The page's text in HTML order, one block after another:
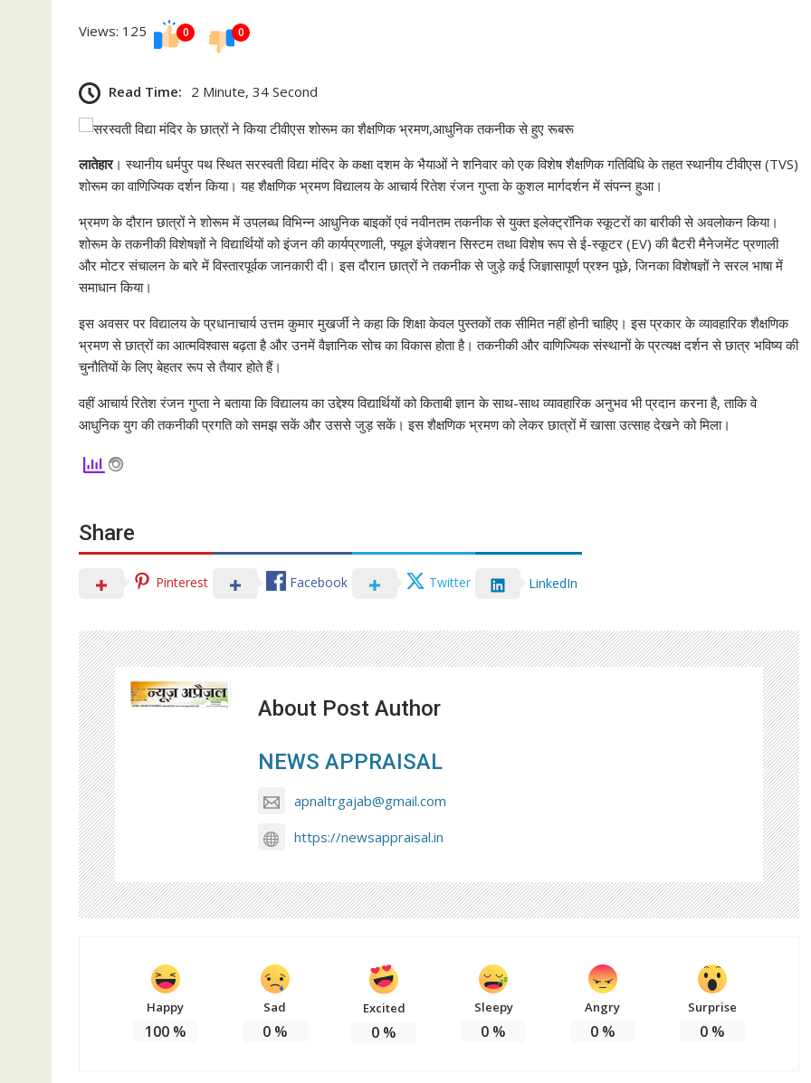
Views: 125 0 0
Read Time: 2 Minute, 34 Second
लातेहार। स्थानीय धर्मपुर पथ स्थित सरस्वती विद्या मंदिर के कक्षा दशम के भैयाओं ने शनिवार को एक विशेष शैक्षणिक गतिविधि के तहत स्थानीय टीवीएस (TVS)
शोरूम का वाणिज्यिक दर्शन किया। यह शैक्षणिक भ्रमण विद्यालय के आचार्य रितेश रंजन गुप्ता के कुशल मार्गदर्शन में संपन्न हुआ।
भ्रमण के दौरान छात्रों ने शोरूम में उपलब्ध विभिन्न आधुनिक बाइकों एवं नवीनतम तकनीक से युक्त इलेक्ट्रॉनिक स्कूटरों का बारीकी से अवलोकन किया।
शोरूम के तकनीकी विशेषज्ञों ने विद्यार्थियों को इंजन की कार्यप्रणाली, फ्यूल इंजेक्शन सिस्टम तथा विशेष रूप से ई-स्कूटर (EV) की बैटरी मैनेजमेंट प्रणाली
और मोटर संचालन के बारे में विस्तारपूर्वक जानकारी दी। इस दौरान छात्रों ने तकनीक से जुड़े कई जिज्ञासापूर्ण प्रश्न पूछे, जिनका विशेषज्ञों ने सरल भाषा में
समाधान किया।
इस अवसर पर विद्यालय के प्रधानाचार्य उत्तम कुमार मुखर्जी ने कहा कि शिक्षा केवल पुस्तकों तक सीमित नहीं होनी चाहिए। इस प्रकार के व्यावहारिक शैक्षणिक
भ्रमण से छात्रों का आत्मविश्वास बढ़ता है और उनमें वैज्ञानिक सोच का विकास होता है। तकनीकी और वाणिज्यिक संस्थानों के प्रत्यक्ष दर्शन से छात्र भविष्य की
चुनौतियों के लिए बेहतर रूप से तैयार होते हैं।
वहीं आचार्य रितेश रंजन गुप्ता ने बताया कि विद्यालय का उद्देश्य विद्यार्थियों को किताबी ज्ञान के साथ-साथ व्यावहारिक अनुभव भी प्रदान करना है, ताकि वे
आधुनिक युग की तकनीकी प्रगति को समझ सकें और उससे जुड़ सकें। इस शैक्षणिक भ्रमण को लेकर छात्रों में खासा उत्साह देखने को मिला।
Share
Pinterest Facebook Twitter LinkedIn
About Post Author
NEWS APPRAISAL
apnaltrgajab@gmail.com
https://newsappraisal.in
Happy
100%
Sad
0%
Excited
0 %
Sleepy
0 %
Angry
0%
Surprise
0%